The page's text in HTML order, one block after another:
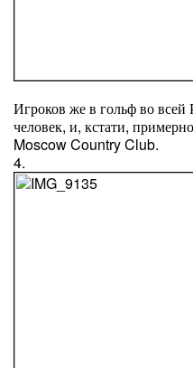
Игроков же в гольф во всей
человек, и, кстати,
Moscow Country Club.
4.